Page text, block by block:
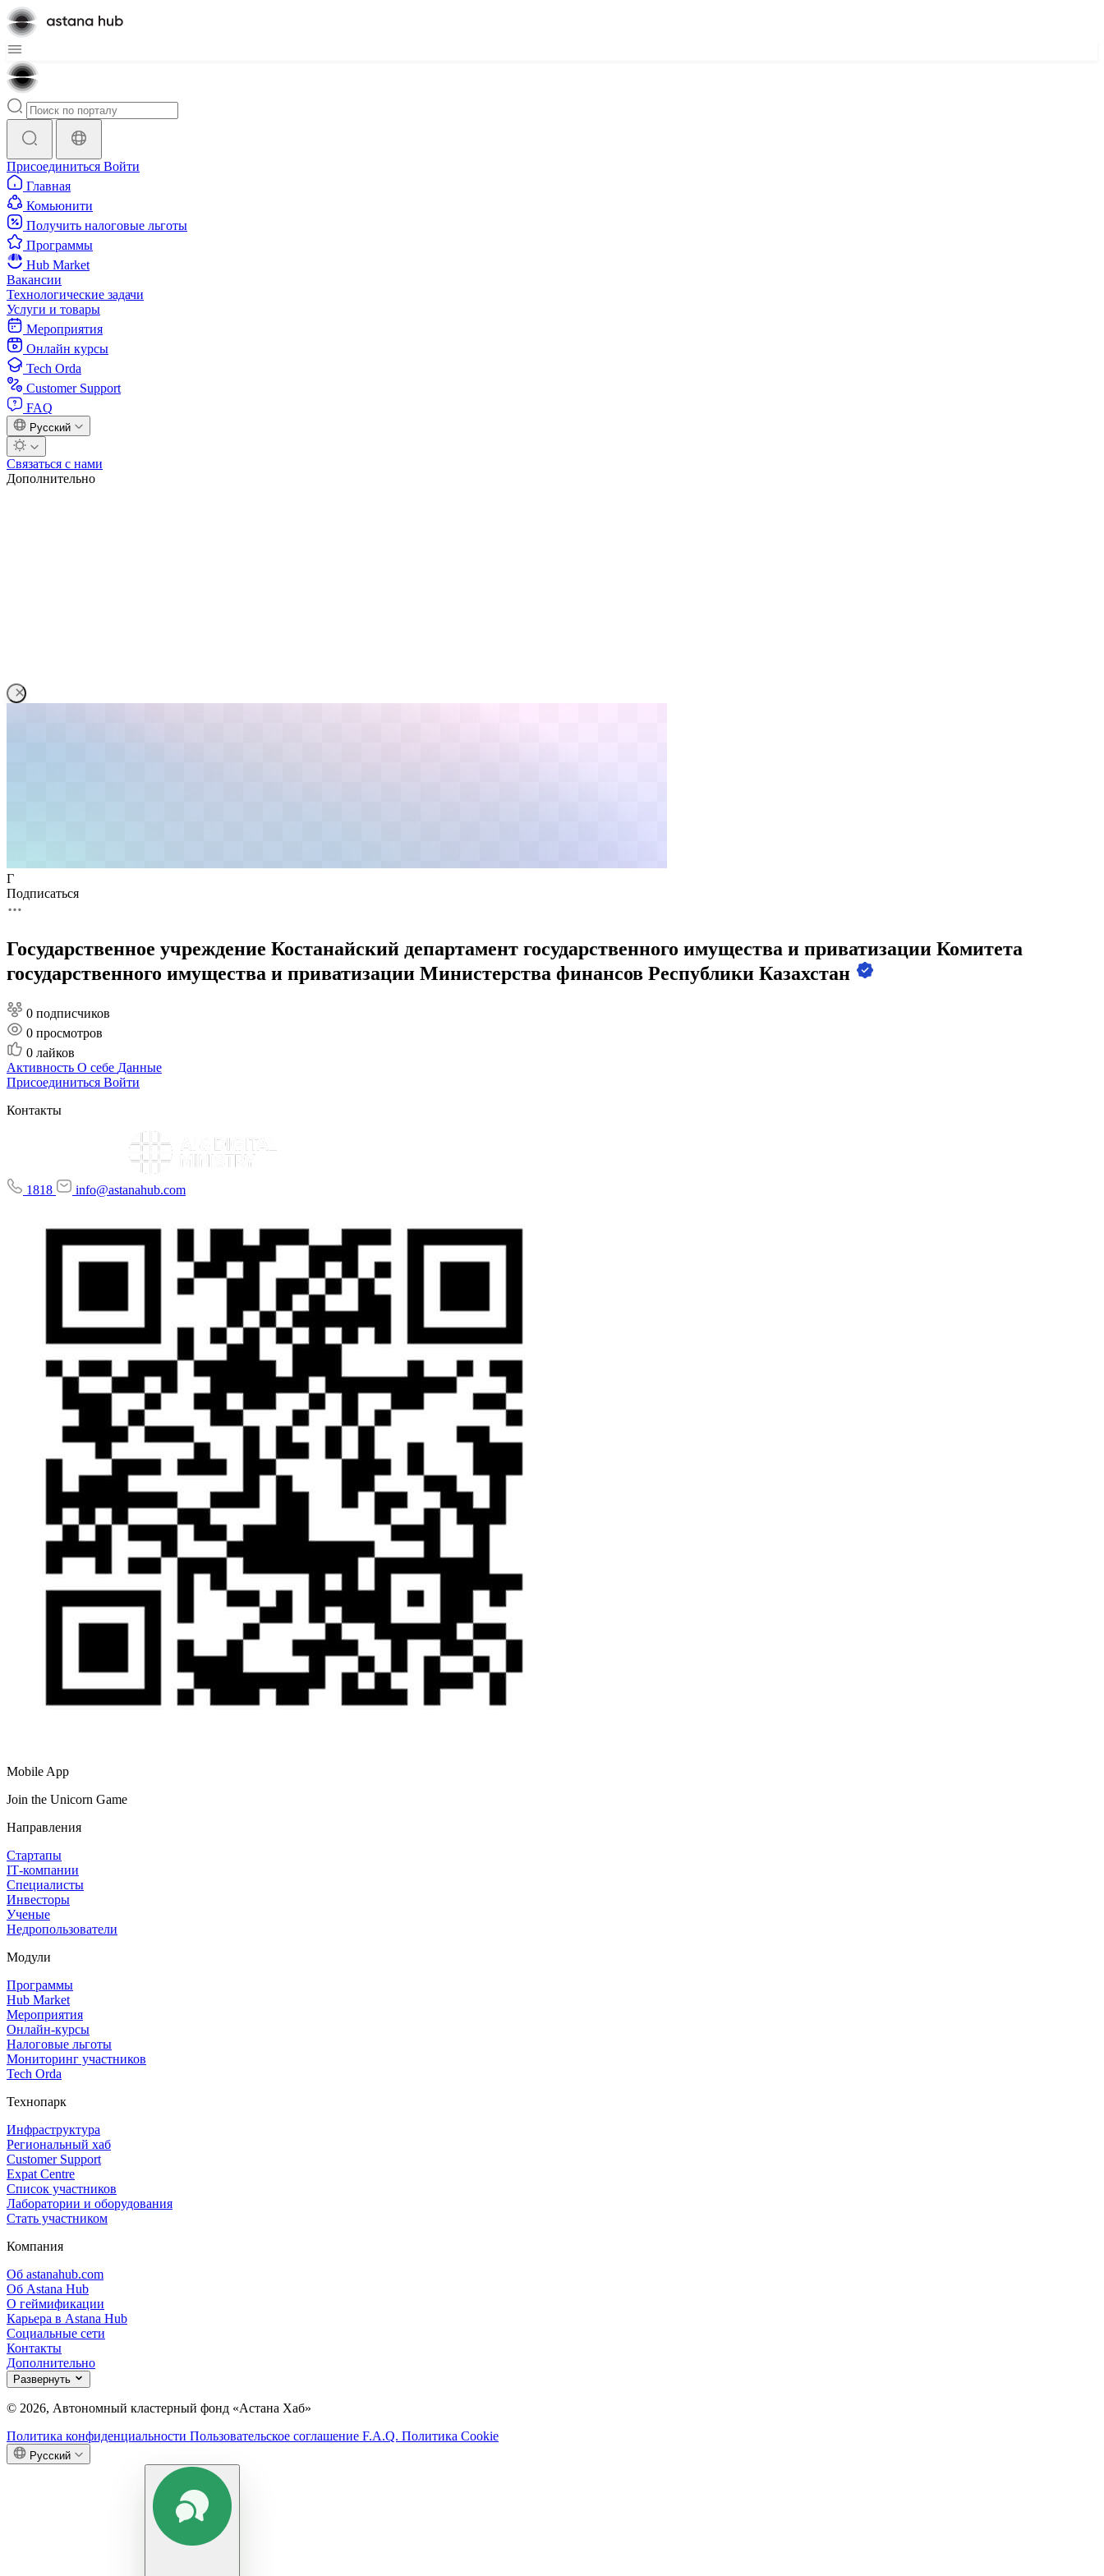
Присоединиться Войти
Главная
Комьюнити
Получить налоговые льготы
Программы
Hub Market
Вакансии
Технологические задачи
Услуги и товары
Мероприятия
Онлайн курсы
Tech Orda
Customer Support
FAQ
Русский
Связаться с нами
Дополнительно
Г
Подписаться
Государственное учреждение Костанайский департамент государственного имущества и приватизации Комитета
государственного имущества и приватизации Министерства финансов Республики Казахстан
0 подписчиков
0 просмотров
0 лайков
Активность О себе Данные
Присоединиться Войти
Контакты
1818 info@astanahub.com
Mobile App
Join the Unicorn Game
Направления
Стартапы
IT‑компании
Специалисты
Инвесторы
Ученые
Недропользователи
Модули
Программы
Hub Market
Мероприятия
Онлайн‑курсы
Налоговые льготы
Мониторинг участников
Tech Orda
Технопарк
Инфраструктура
Региональный хаб
Customer Support
Expat Centre
Список участников
Лаборатории и оборудования
Стать участником
Компания
Об astanahub.com
Об Astana Hub
О геймификации
Карьера в Astana Hub
Социальные сети
Контакты
Дополнительно
Развернуть
© 2026, Автономный кластерный фонд «Астана Хаб»
Политика конфиденциальности Пользовательское соглашение F.A.Q. Политика Cookie
Русский